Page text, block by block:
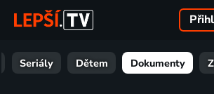
Seriály Dětem Dokumenty